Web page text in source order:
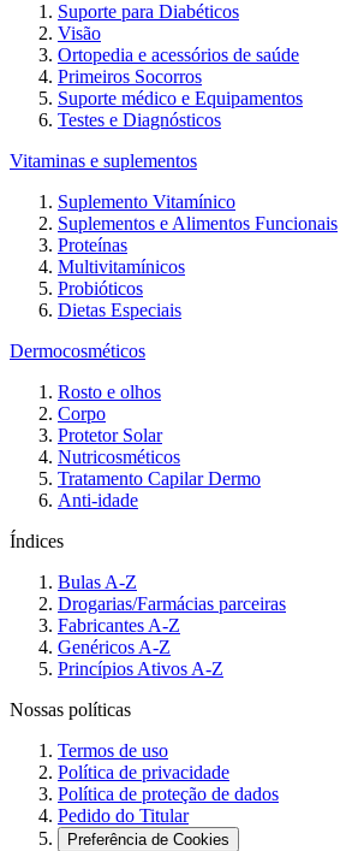
Suporte para Diabéticos
Visão
Ortopedia e acessórios de saúde
Primeiros Socorros
Suporte médico e Equipamentos
Testes e Diagnósticos
Vitaminas e suplementos
Suplemento Vitamínico
Suplementos e Alimentos Funcionais
Proteínas
Multivitamínicos
Probióticos
Dietas Especiais
Dermocosméticos
Rosto e olhos
Corpo
Protetor Solar
Nutricosméticos
Tratamento Capilar Dermo
Anti-idade
Índices
Bulas A-Z
Drogarias/Farmácias parceiras
Fabricantes A-Z
Genéricos A-Z
Princípios Ativos A-Z
Nossas políticas
Termos de uso
Política de privacidade
Política de proteção de dados
Pedido do Titular
Preferência de Cookies